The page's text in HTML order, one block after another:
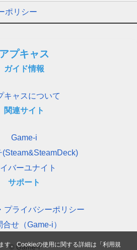
ポリシー
アプキャス
ガイド情報
キャスについて
関連サイト
Game-i
(Steam&SteamDeck)
バーユナイト
サポート
プライバシーポリシー
合せ（Game-i）
© Game-i
す。Cookieの使用に関する詳細は「利用規